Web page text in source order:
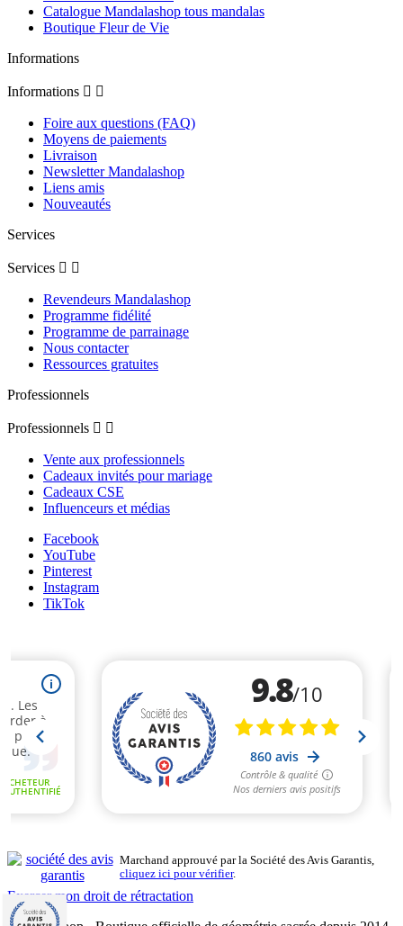
Catalogue Mandalashop tous mandalas
Boutique Fleur de Vie
Informations
Informations  
Foire aux questions (FAQ)
Moyens de paiements
Livraison
Newsletter Mandalashop
Liens amis
Nouveautés
Services
Services  
Revendeurs Mandalashop
Programme fidélité
Programme de parrainage
Nous contacter
Ressources gratuites
Professionnels
Professionnels  
Vente aux professionnels
Cadeaux invités pour mariage
Cadeaux CSE
Influenceurs et médias
Facebook
YouTube
Pinterest
Instagram
TikTok
Marchand approuvé par la Société des Avis Garantis,
cliquez ici pour vérifier.
Exercer mon droit de rétractation